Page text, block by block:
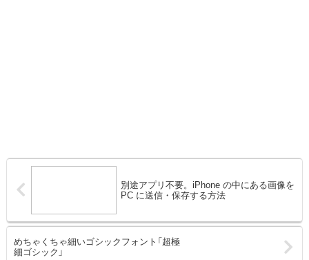
別途アプリ不要。iPhone の中にある画像を
PC に送信・保存する方法
めちゃくちゃ細いゴシックフォント「超極
細ゴシック」